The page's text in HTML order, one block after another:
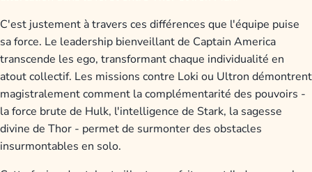
C'est justement à travers ces différences que l'équipe puise
sa force. Le leadership bienveillant de Captain America
transcende les ego, transformant chaque individualité en
atout collectif. Les missions contre Loki ou Ultron démontrent
magistralement comment la complémentarité des pouvoirs -
la force brute de Hulk, l'intelligence de Stark, la sagesse
divine de Thor - permet de surmonter des obstacles
insurmontables en solo.